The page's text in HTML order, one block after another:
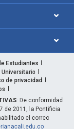
Estudiantes
de privacidad
: De conformidad
de 2011, la Pontificia
el correo